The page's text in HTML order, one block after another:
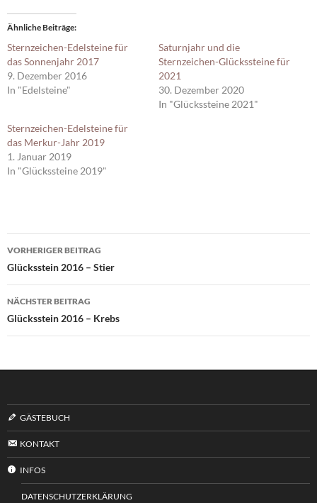
Ähnliche Beiträge
Sternzeichen-Edelsteine für
das Sonnenjahr 2017
9. Dezember 2016
In "Edelsteine"
Saturnjahr und die
Sternzeichen-Glückssteine für
2021
30. Dezember 2020
In "Glückssteine 2021"
Sternzeichen-Edelsteine für
das Merkur-Jahr 2019
1. Januar 2019
In "Glückssteine 2019"
Beitragsnavigation
VORHERIGER BEITRAG
Glücksstein 2016 – Stier
NÄCHSTER BEITRAG
Glücksstein 2016 – Krebs
GÄSTEBUCH
KONTAKT
INFOS
DATENSCHUTZERKLÄRUNG